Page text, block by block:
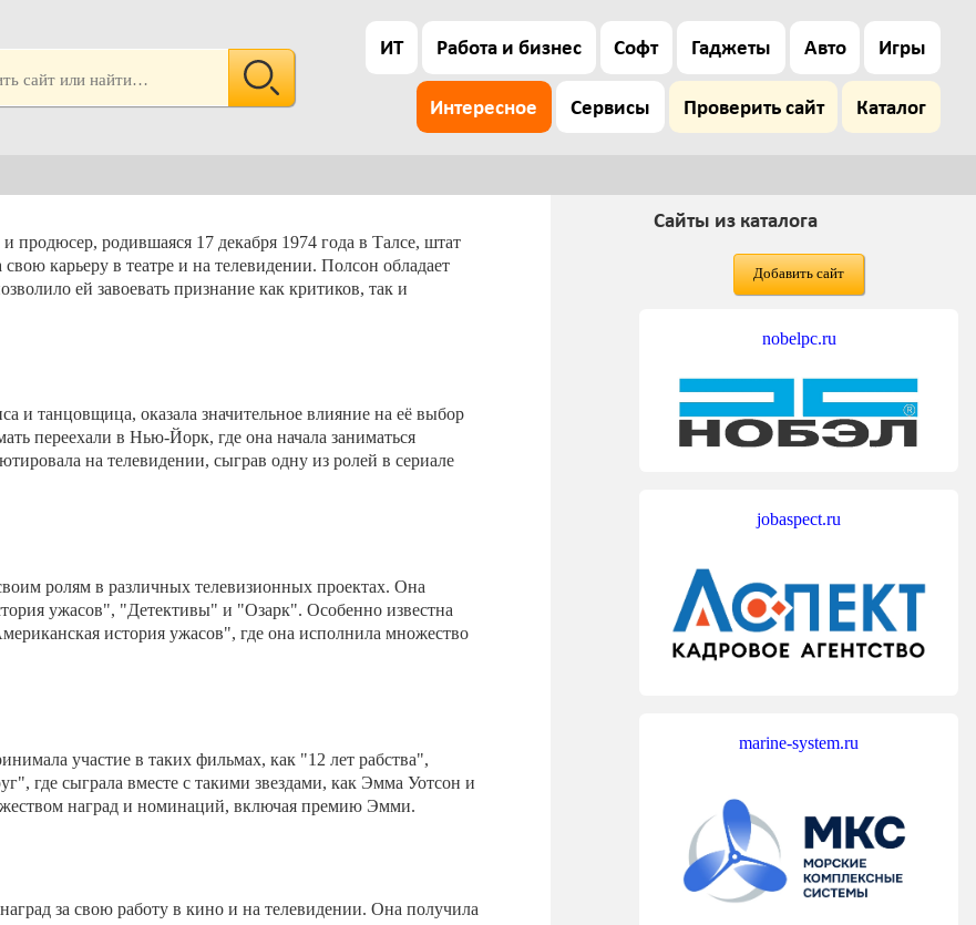
ИТ Работа и бизнес Софт Гаджеты Авто Игры
Интересное Сервисы Проверить сайт Каталог
продюсер, родившаяся 17 декабря 1974 года в Талсе, штат
карьеру в театре и на телевидении. Полсон обладает
ей завоевать признание как критиков, так и
и танцовщица, оказала значительное влияние на её выбор
переехали в Нью-Йорк, где она начала заниматься
на телевидении, сыграв одну из ролей в сериале
ролям в различных телевизионных проектах. Она
ужасов", "Детективы" и "Озарк". Особенно известна
история ужасов", где она исполнила множество
участие в таких фильмах, как "12 лет рабства",
где сыграла вместе с такими звездами, как Эмма Уотсон и
наград и номинаций, включая премию Эмми.
за свою работу в кино и на телевидении. Она получила
Сайты из каталога
Добавить сайт
nobelpc.ru
jobaspect.ru
marine-system.ru